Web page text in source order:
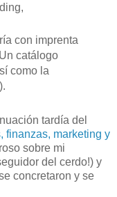
con imprenta
catálogo
como la
tardía del
finanzas, marketing y
sobre mi
del cerdo!) y
concretaron y se